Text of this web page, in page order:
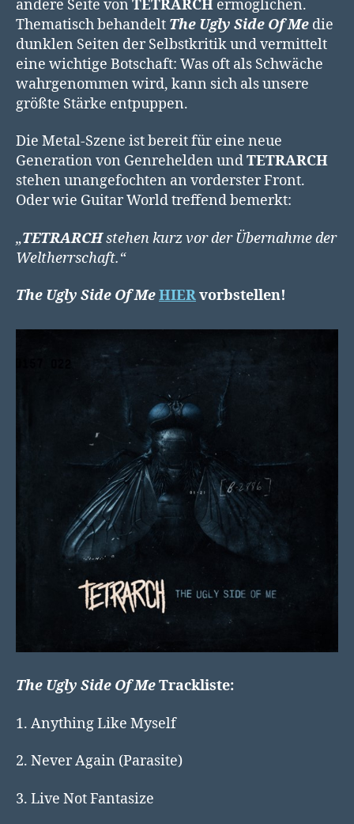
andere Seite von TETRARCH ermöglichen.
Thematisch behandelt The Ugly Side Of Me die
dunklen Seiten der Selbstkritik und vermittelt
eine wichtige Botschaft: Was oft als Schwäche
wahrgenommen wird, kann sich als unsere
größte Stärke entpuppen.
Die Metal-Szene ist bereit für eine neue
Generation von Genrehelden undTETRARCH
stehen unangefochten an vorderster Front.
Oder wie Guitar World treffend bemerkt:
„TETRARCHstehen kurz vor der Übernahme der
Weltherrschaft.“
The Ugly Side Of MeHIERvorbstellen!
The Ugly Side Of MeTrackliste:
1. Anything Like Myself
2. Never Again (Parasite)
3. Live Not Fantasize